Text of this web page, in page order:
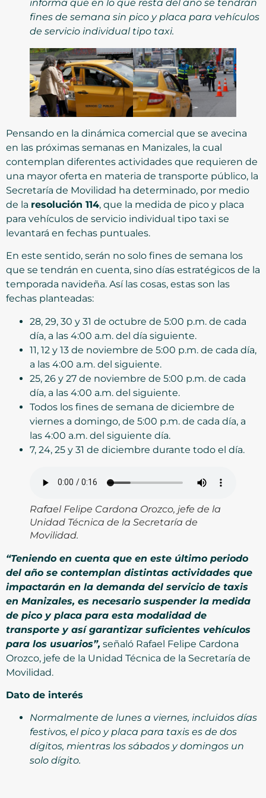
informa que en lo que resta del año se tendrán
fines de semana sin pico y placa para vehículos
de servicio individual tipo taxi.
Pensando en la dinámica comercial que se avecina
en las próximas semanas en Manizales, la cual
contemplan diferentes actividades que requieren de
una mayor oferta en materia de transporte público, la
Secretaría de Movilidad ha determinado, por medio
de la resolución 114, que la medida de pico y placa
para vehículos de servicio individual tipo taxi se
levantará en fechas puntuales.
En este sentido, serán no solo fines de semana los
que se tendrán en cuenta, sino días estratégicos de la
temporada navideña. Así las cosas, estas son las
fechas planteadas:
28, 29, 30 y 31 de octubre de 5:00 p.m. de cada
día, a las 4:00 a.m. del día siguiente.
11, 12 y 13 de noviembre de 5:00 p.m. de cada día,
a las 4:00 a.m. del siguiente.
25, 26 y 27 de noviembre de 5:00 p.m. de cada
día, a las 4:00 a.m. del siguiente.
Todos los fines de semana de diciembre de
viernes a domingo, de 5:00 p.m. de cada día, a
las 4:00 a.m. del siguiente día.
7, 24, 25 y 31 de diciembre durante todo el día.
Rafael Felipe Cardona Orozco, jefe de la
Unidad Técnica de la Secretaría de
Movilidad.
“Teniendo en cuenta que en este último periodo
del año se contemplan distintas actividades que
impactarán en la demanda del servicio de taxis
en Manizales, es necesario suspender la medida
de pico y placa para esta modalidad de
transporte y así garantizar suficientes vehículos
para los usuarios”, señaló Rafael Felipe Cardona
Orozco, jefe de la Unidad Técnica de la Secretaría de
Movilidad.
Dato de interés
Normalmente de lunes a viernes, incluidos días
festivos, el pico y placa para taxis es de dos
dígitos, mientras los sábados y domingos un
solo dígito.